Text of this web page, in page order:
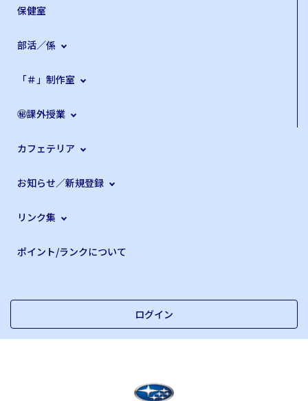
保健室
部活／係
「＃」制作室
㊙課外授業
カフェテリア
お知らせ／新規登録
リンク集
ポイント/ランクについて
ログイン